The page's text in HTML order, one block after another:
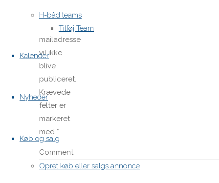
H-båd teams
Tilføj Team
Kalender
Nyheder
Køb og salg
Opret køb eller salgs annonce
Din e-
mailadresse
vil ikke
blive
publiceret.
Krævede
felter er
markeret
med *
Comment